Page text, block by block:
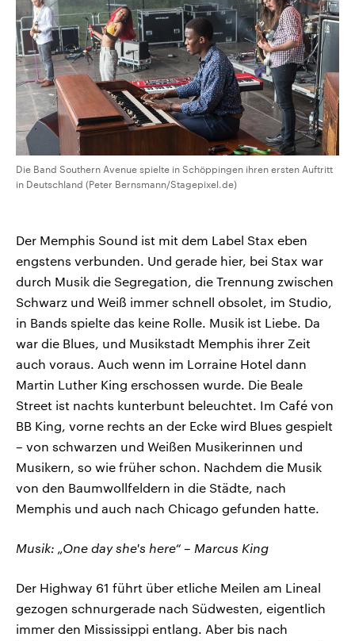
Die Band Southern Avenue spielte in Schöppingen ihren ersten Auftritt
in Deutschland (Peter Bernsmann/Stagepixel.de)
Der Memphis Sound ist mit dem Label Stax eben
engstens verbunden. Und gerade hier, bei Stax war
durch Musik die Segregation, die Trennung zwischen
Schwarz und Weiß immer schnell obsolet, im Studio,
in Bands spielte das keine Rolle. Musik ist Liebe. Da
war die Blues, und Musikstadt Memphis ihrer Zeit
auch voraus. Auch wenn im Lorraine Hotel dann
Martin Luther King erschossen wurde. Die Beale
Street ist nachts kunterbunt beleuchtet. Im Café von
BB King, vorne rechts an der Ecke wird Blues gespielt
– von schwarzen und Weißen Musikerinnen und
Musikern, so wie früher schon. Nachdem die Musik
von den Baumwollfeldern in die Städte, nach
Memphis und auch nach Chicago gefunden hatte.
Musik: „One day she's here“ – Marcus King
Der Highway 61 führt über etliche Meilen am Lineal
gezogen schnurgerade nach Südwesten, eigentlich
immer den Mississippi entlang. Aber bis nach